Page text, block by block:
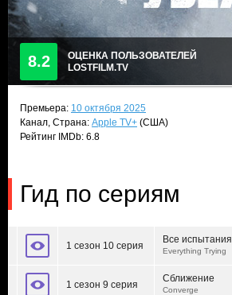
8.2
ОЦЕНКА ПОЛЬЗОВАТЕЛЕЙ
LOSTFILM.TV
Премьера: 10 октября 2025
Канал, Страна: Apple TV+ (США)
Рейтинг IMDb: 6.8
Гид по сериям
1 сезон 10 серия
Все испытания
Everything Trying
1 сезон 9 серия
Сближение
Converge